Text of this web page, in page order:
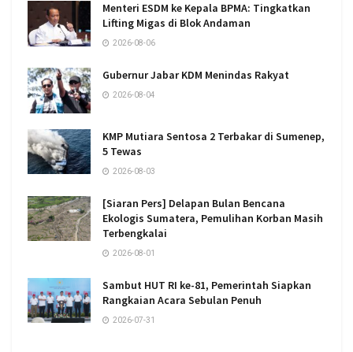
Menteri ESDM ke Kepala BPMA: Tingkatkan
Lifting Migas di Blok Andaman
2026-08-06
Gubernur Jabar KDM Menindas Rakyat
2026-08-04
KMP Mutiara Sentosa 2 Terbakar di Sumenep,
5 Tewas
2026-08-03
[Siaran Pers] Delapan Bulan Bencana
Ekologis Sumatera, Pemulihan Korban Masih
Terbengkalai
2026-08-01
Sambut HUT RI ke-81, Pemerintah Siapkan
Rangkaian Acara Sebulan Penuh
2026-07-31